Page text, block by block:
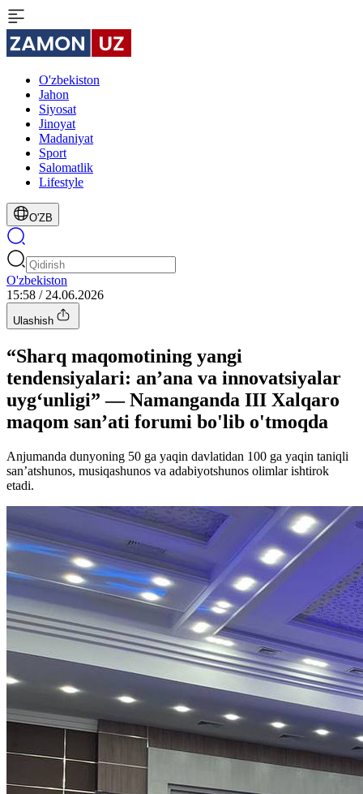
O'zbekiston
Jahon
Siyosat
Jinoyat
Madaniyat
Sport
Salomatlik
Lifestyle
O'ZB
O'zbekiston
15:58 / 24.06.2026
Ulashish
“Sharq maqomotining yangi
tendensiyalari: an’ana va innovatsiyalar
uyg‘unligi” — Namanganda III Xalqaro
maqom san’ati forumi bo'lib o'tmoqda
Anjumanda dunyoning 50 ga yaqin davlatidan 100 ga yaqin taniqli
san’atshunos, musiqashunos va adabiyotshunos olimlar ishtirok
etadi.